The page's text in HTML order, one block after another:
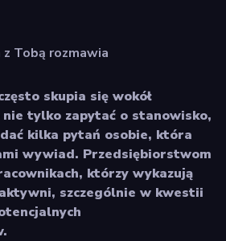
Tobą rozmawia
skupia się wokół
tylko zapytać o stanowisko,
kilka pytań osobie, która
wywiad. Przedsiębiorstwom
którzy wykazują
szczególnie w kwestii